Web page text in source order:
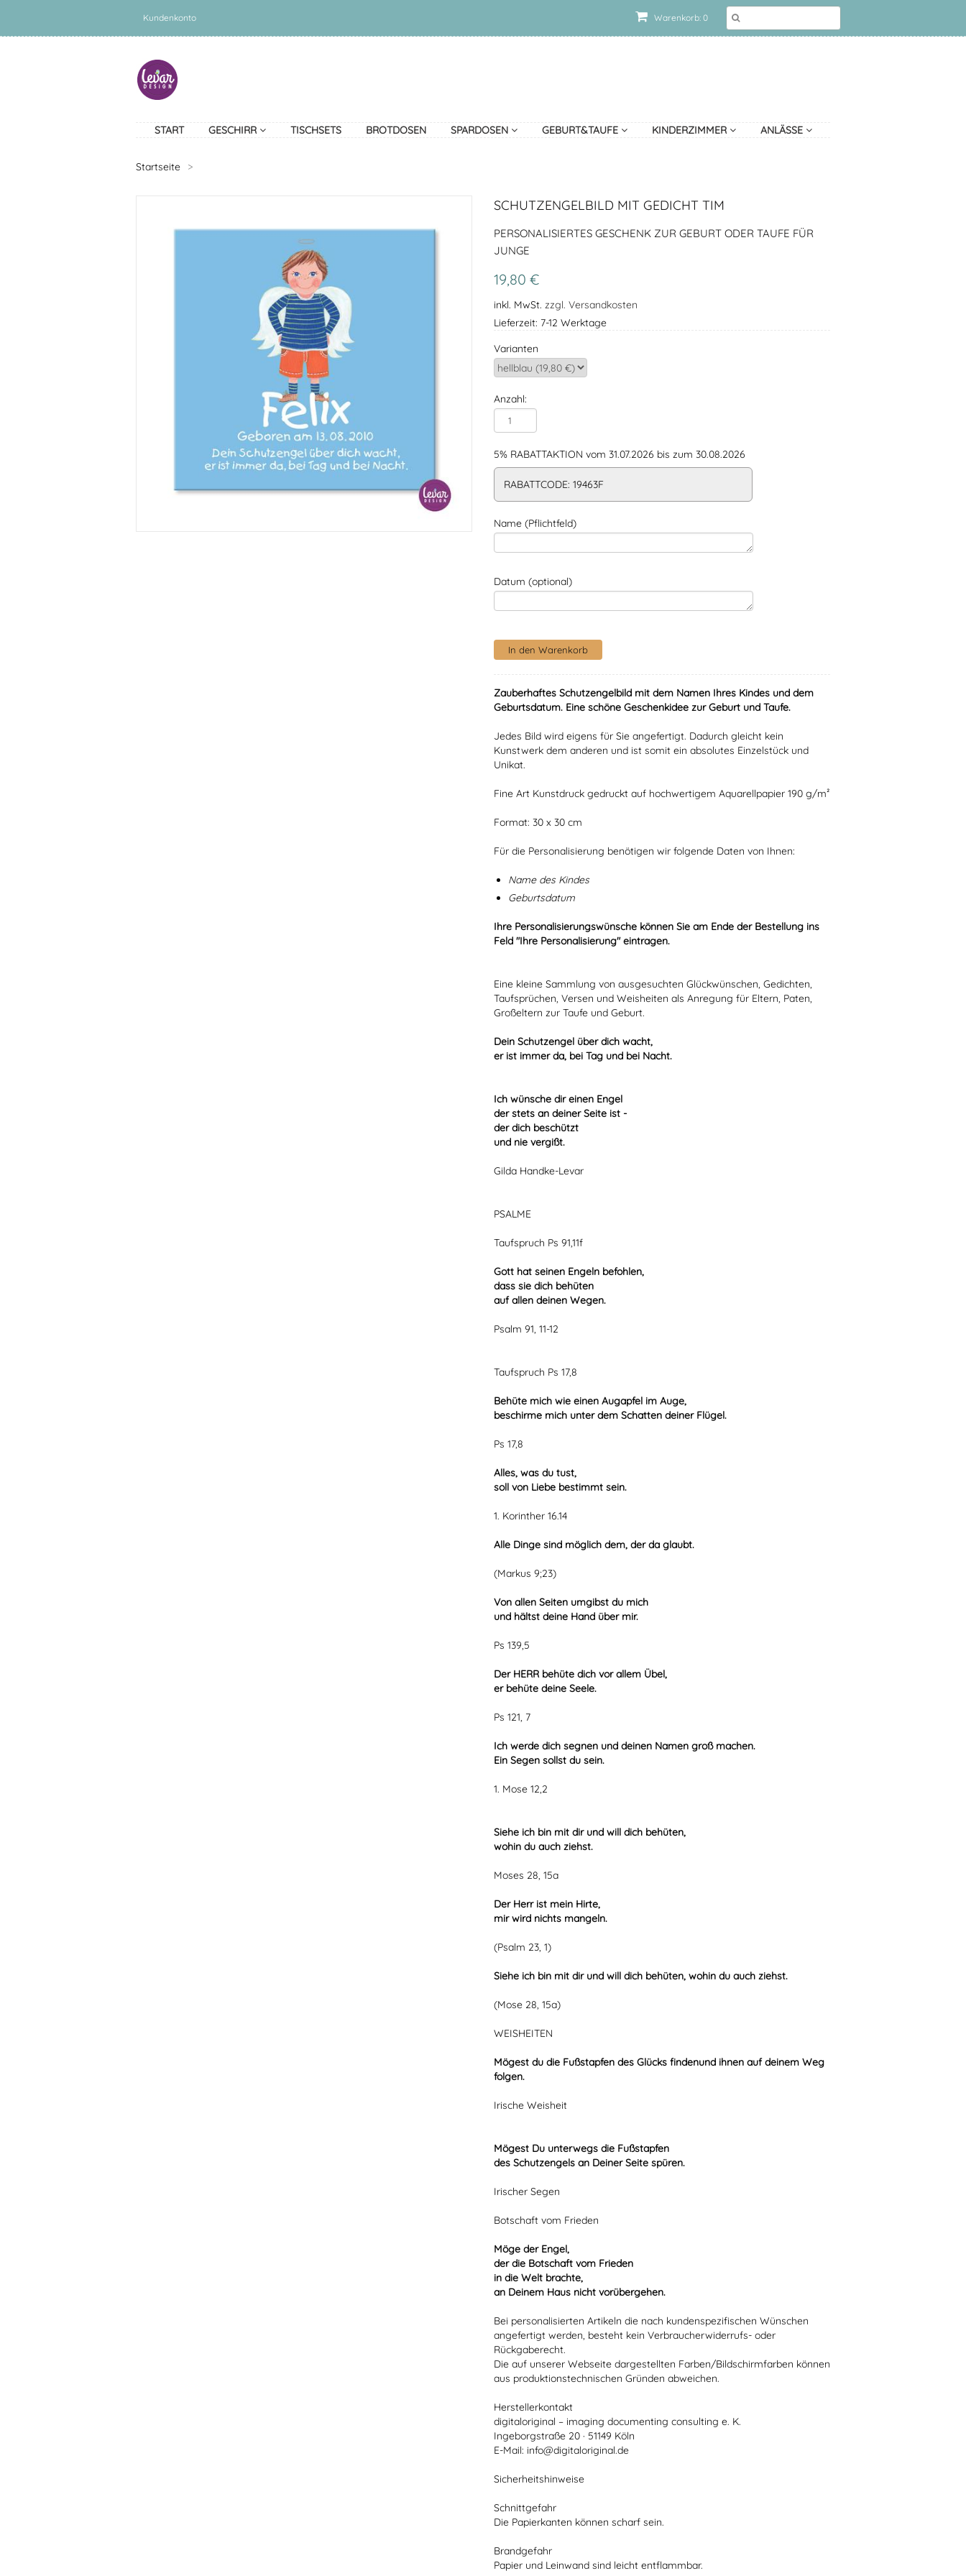
Warenkorb: 0
Kundenkonto
START GESCHIRR TISCHSETS BROTDOSEN SPARDOSEN GEBURT&TAUFE KINDERZIMMER ANLÄSSE
Startseite >
SCHUTZENGELBILD MIT GEDICHT TIM
PERSONALISIERTES GESCHENK ZUR GEBURT ODER TAUFE FÜR
JUNGE
19,80 €
inkl. MwSt. zzgl. Versandkosten
Lieferzeit: 7-12 Werktage
Varianten
Anzahl:
5% RABATTAKTION vom 31.07.2026 bis zum 30.08.2026
RABATTCODE: 19463F
Name (Pflichtfeld)
Datum (optional)
Zauberhaftes Schutzengelbild mit dem Namen Ihres Kindes und dem
Geburtsdatum. Eine schöne Geschenkidee zur Geburt und Taufe.
Jedes Bild wird eigens für Sie angefertigt. Dadurch gleicht kein
Kunstwerk dem anderen und ist somit ein absolutes Einzelstück und
Unikat.
Fine Art Kunstdruck gedruckt auf hochwertigem Aquarellpapier 190 g/m²
Format: 30 x 30 cm
Für die Personalisierung benötigen wir folgende Daten von Ihnen:
Name des Kindes
Geburtsdatum
Ihre Personalisierungswünsche können Sie am Ende der Bestellung ins
Feld "Ihre Personalisierung" eintragen.
Eine kleine Sammlung von ausgesuchten Glückwünschen, Gedichten,
Taufsprüchen, Versen und Weisheiten als Anregung für Eltern, Paten,
Großeltern zur Taufe und Geburt.
Dein Schutzengel über dich wacht,
er ist immer da, bei Tag und bei Nacht.
Ich wünsche dir einen Engel
der stets an deiner Seite ist -
der dich beschützt
und nie vergißt.
Gilda Handke-Levar
PSALME
Taufspruch Ps 91,11f
Gott hat seinen Engeln befohlen,
dass sie dich behüten
auf allen deinen Wegen.
Psalm 91, 11-12
Taufspruch Ps 17,8
Behüte mich wie einen Augapfel im Auge,
beschirme mich unter dem Schatten deiner Flügel.
Ps 17,8
Alles, was du tust,
soll von Liebe bestimmt sein.
1. Korinther 16.14
Alle Dinge sind möglich dem, der da glaubt.
(Markus 9;23)
Von allen Seiten umgibst du mich
und hältst deine Hand über mir.
Ps 139,5
Der HERR behüte dich vor allem Übel,
er behüte deine Seele.
Ps 121, 7
Ich werde dich segnen und deinen Namen groß machen.
Ein Segen sollst du sein.
1. Mose 12,2
Siehe ich bin mit dir und will dich behüten,
wohin du auch ziehst.
Moses 28, 15a
Der Herr ist mein Hirte,
mir wird nichts mangeln.
(Psalm 23, 1)
Siehe ich bin mit dir und will dich behüten, wohin du auch ziehst.
(Mose 28, 15a)
WEISHEITEN
Mögest du die Fußstapfen des Glücks findenund ihnen auf deinem Weg
folgen.
Irische Weisheit
Mögest Du unterwegs die Fußstapfen
des Schutzengels an Deiner Seite spüren.
Irischer Segen
Botschaft vom Frieden
Möge der Engel,
der die Botschaft vom Frieden
in die Welt brachte,
an Deinem Haus nicht vorübergehen.
Bei personalisierten Artikeln die nach kundenspezifischen Wünschen
angefertigt werden, besteht kein Verbraucherwiderrufs- oder
Rückgaberecht.
Die auf unserer Webseite dargestellten Farben/Bildschirmfarben können
aus produktionstechnischen Gründen abweichen.
Herstellerkontakt
digitaloriginal – imaging documenting consulting e. K.
Ingeborgstraße 20 · 51149 Köln
E-Mail: info@digitaloriginal.de
Sicherheitshinweise
Schnittgefahr
Die Papierkanten können scharf sein.
Brandgefahr
Papier und Leinwand sind leicht entflammbar.